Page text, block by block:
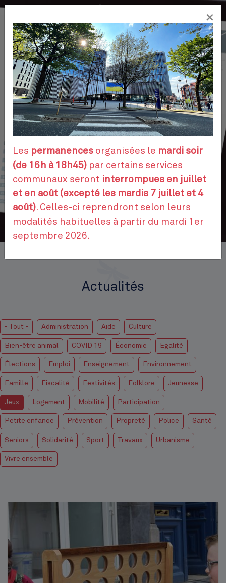
Aller
contenu
principal
Hôtel communal
VOS DÉMARCHES
RENDEZ-VOUS
CONTACTEZ-NOUS
FR
Actualités
- Tout - Administration Aide Culture
Bien-être animal COVID 19 Économie Egalité
Élections Emploi Enseignement Environnement
Famille Fiscalité Festivités Folklore Jeunesse
Jeux Logement Mobilité Participation
Petite enfance Prévention Propreté Police Santé
Seniors Solidarité Sport Travaux Urbanisme
Vivre ensemble
×
Les permanences organisées le mardi soir
(de 16h à 18h45) par certains services
communaux seront interrompues en juillet
et en août (excepté les mardis 7 juillet et 4
août). Celles-ci reprendront selon leurs
modalités habituelles à partir du mardi 1er
septembre 2026.